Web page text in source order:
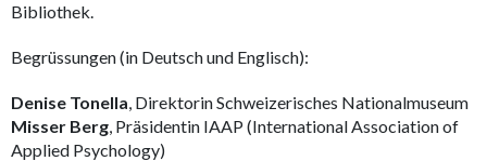
Bibliothek.
Begrüssungen (in Deutsch und Englisch):
Denise Tonella, Direktorin Schweizerisches Nationalmuseum
Misser Berg, Präsidentin IAAP (International Association of
Applied Psychology)